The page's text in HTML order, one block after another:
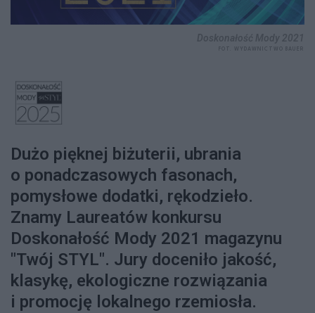
Dużo pięknej biżuterii, ubrania
o ponadczasowych fasonach,
pomysłowe dodatki, rękodzieło.
Znamy Laureatów konkursu
Doskonałość Mody 2021 magazynu
"Twój STYL". Jury doceniło jakość,
klasykę, ekologiczne rozwiązania
i promocję lokalnego rzemiosła.